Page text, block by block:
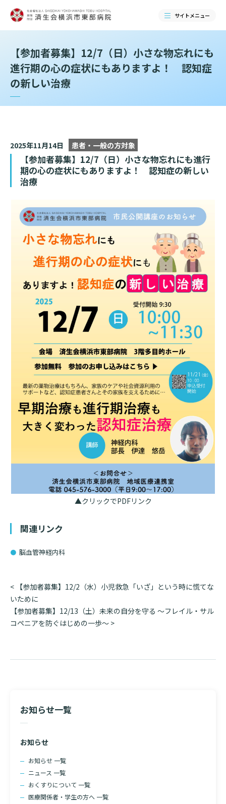
サイトメニュー
検索する
当院のご紹介トップ
基本情報
院長あいさつ
幹部紹介
理念・方針・
患者さんの権利
施設概要と沿革
倫理に関する事
情報公開
厚生労働大臣が定める掲示事項
施設認定
数字で見る東部病院のいま
臨床研究に関する情報公開について（オプトアウト）
東部病院の特長
広報誌「とーぶたいむ」
公式SNSアカウント一覧
ご来院される方へ
外来について
初診の方へ
再診の方へ
セカンドオピニオンのご案内
外来のお会計について
入院・面会について
入院が決まったら
入院中の過ごし方
入院のお会計について
ご面会について
ご来院にあたって
交通アクセス
院内のルールについて
院内施設のご案内
診療記録（カルテ）の開示について
診療科・センター・部門
医療機関・医療者の方へ
医療機関・医療者の方へトップ
医療連携センターについて
患者さんのご紹介方法
医療連携センター長ごあいさつ
医療連携センターのご案内
医療機関様からのよくあるご質問
連携登録医制度
訪問看護指示書について
当院退職後のカルテ閲覧手続き
イベント
採用情報
病院ボランティア募集
臨床研究センターのご紹介
クラウドファンディング
ご相談・お問い合わせ
【参加者募集】12/7（日）小さな物忘れにも
進行期の心の症状にもありますよ！ 認知症
の新しい治療
2025年11月14日 患者・一般の方対象
【参加者募集】12/7（日）小さな物忘れにも進行
期の心の症状にもありますよ！ 認知症の新しい
治療
▲クリックでPDFリンク
関連リンク
脳血管神経内科
投
稿
ナ
ビ
シ
< 【参加者募集】12/2（水）小児救急「いざ」という時に慌てな
いために
【参加者募集】12/13（土）未来の自分を守る ～フレイル・サル
コペニアを防ぐはじめの一歩～ >
お知らせ一覧
お知らせ
お知らせ 一覧
ニュース 一覧
おくすりについて 一覧
医療関係者・学生の方へ 一覧